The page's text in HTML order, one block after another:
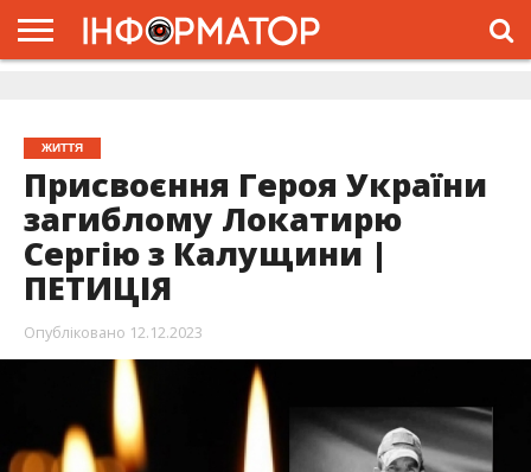
ЖИТТЯ
Присвоєння Героя України
загиблому Локатирю
Сергію з Калущини |
ПЕТИЦІЯ
Опубліковано 12.12.2023